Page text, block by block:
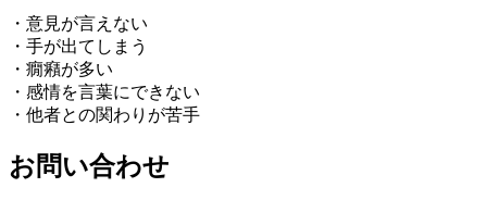
・意見が言えない
・手が出てしまう
・癇癪が多い
・感情を言葉にできない
・他者との関わりが苦手
お問い合わせ